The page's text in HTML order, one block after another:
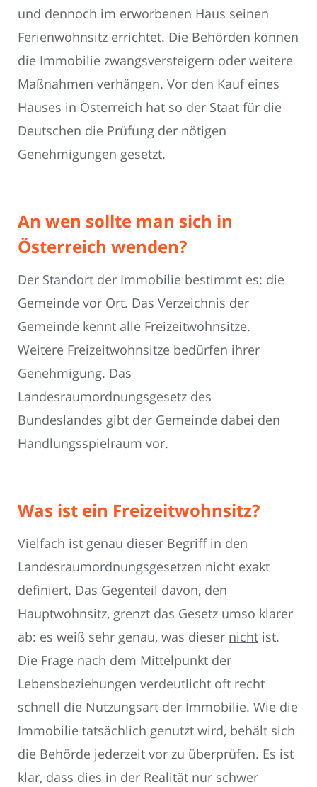
und dennoch im erworbenen Haus seinen
Ferienwohnsitz errichtet. Die Behörden können
die Immobilie zwangsversteigern oder weitere
Maßnahmen verhängen. Vor den Kauf eines
Hauses in Österreich hat so der Staat für die
Deutschen die Prüfung der nötigen
Genehmigungen gesetzt.
An wen sollte man sich in
Österreich wenden?
Der Standort der Immobilie bestimmt es: die
Gemeinde vor Ort. Das Verzeichnis der
Gemeinde kennt alle Freizeitwohnsitze.
Weitere Freizeitwohnsitze bedürfen ihrer
Genehmigung. Das
Landesraumordnungsgesetz des
Bundeslandes gibt der Gemeinde dabei den
Handlungsspielraum vor.
Was ist ein Freizeitwohnsitz?
Vielfach ist genau dieser Begriff in den
Landesraumordnungsgesetzen nicht exakt
definiert. Das Gegenteil davon, den
Hauptwohnsitz, grenzt das Gesetz umso klarer
ab: es weiß sehr genau, was dieser nicht ist.
Die Frage nach dem Mittelpunkt der
Lebensbeziehungen verdeutlicht oft recht
schnell die Nutzungsart der Immobilie. Wie die
Immobilie tatsächlich genutzt wird, behält sich
die Behörde jederzeit vor zu überprüfen. Es ist
klar, dass dies in der Realität nur schwer